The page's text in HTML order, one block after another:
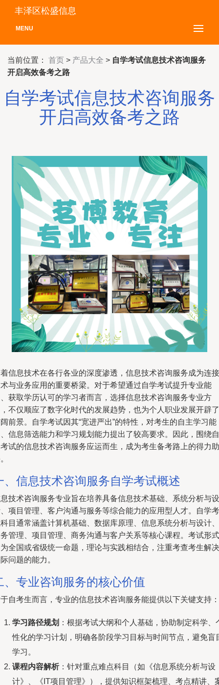
丰泽区松盛信息
MENU
当前位置： 首页 > 产品大全 > 自学考试信息技术咨询服务
开启高效备考之路
自学考试信息技术咨询服务
开启高效备考之路
信息技术在各行各业的深度渗透，信息技术咨询服务成为连接
与业务应用的重要桥梁。对于希望通过自学考试提升专业能
获取学历认可的学习者而言，选择信息技术咨询服务专业方
不仅顺应了数字化时代的发展趋势，也为个人职业发展开辟了
前景。自学考试因其“宽进严出”的特性，对考生的自主学习能
信息筛选能力和学习规划能力提出了较高要求。因此，围绕自
试的信息技术咨询服务应运而生，成为考生备考路上的得力助
、信息技术咨询服务自学考试概述
技术咨询服务专业旨在培养具备信息技术基础、系统分析与设
项目管理、客户沟通与服务等综合能力的应用型人才。自学考
目通常涵盖计算机基础、数据库原理、信息系统分析与设计
管理、项目管理、商务沟通与客户关系等核心课程。考试形式
全国或省级统一命题，理论与实践相结合，注重考查考生解决
问题的能力。
、专业咨询服务的核心价值
自考生而言，专业的信息技术咨询服务能提供以下关键支持：
学习路径规划 ：根据考试大纲和个人基础，协助制定科学、
性化的学习计划，明确各阶段学习目标与时间节点，避免盲
学习。
课程内容解析：针对重点难点科目（如《信息系统分析与设
计》、《IT项目管理》），提供知识框架梳理、考点精讲、